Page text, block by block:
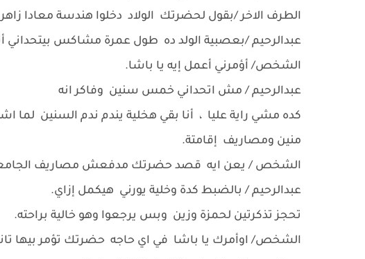
الطرف الاخر /بقول لحضرتك الولاد دخلوا هندسة معادا
عبدالرحيم /بعصبية الولد ده طول عمرة مشاكس بيتحداني
الشخص/ أؤمرني أعمل إيه يا باشا.
عبدالرحيم / مش اتحداني خمس سنين وفاكر انه
كده مشي راية عليا ، أنا بقي هخلية يندم ندم السنين لما
منين ومصاريف إقامتة.
الشخص / يعن ايه قصد حضرتك مدفعش مصاريف الجامعه
عبدالرحيم / بالضبط كدة وخلية يورني هيكمل إزاي.
تحجز تذكرتين لحمزة وزين وبس يرجعوا وهو خالية براحته.
الشخص/ اوأمرك يا باشا في اي حاجه حضرتك تؤمر بيها